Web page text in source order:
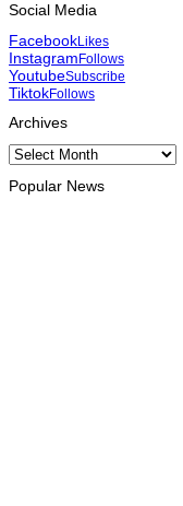
Social Media
FacebookLikes
InstagramFollows
YoutubeSubscribe
TiktokFollows
Archives
Archives
Popular News